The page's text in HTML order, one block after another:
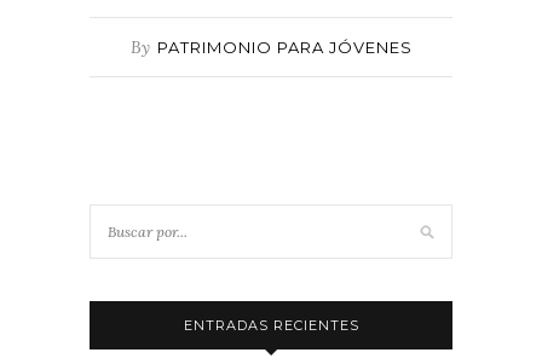
By PATRIMONIO PARA JÓVENES
ENTRADAS RECIENTES